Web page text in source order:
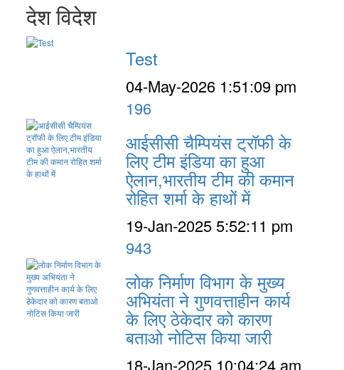
देश विदेश
Test
04-May-2026 1:51:09 pm
196
आईसीसी चैम्पियंस ट्रॉफी के
लिए टीम इंडिया का हुआ
ऐलान,भारतीय टीम की कमान
रोहित शर्मा के हाथों में
19-Jan-2025 5:52:11 pm
943
लोक निर्माण विभाग के मुख्य
अभियंता ने गुणवत्ताहीन कार्य
के लिए ठेकेदार को कारण
बताओ नोटिस किया जारी
18-Jan-2025 10:04:24 am